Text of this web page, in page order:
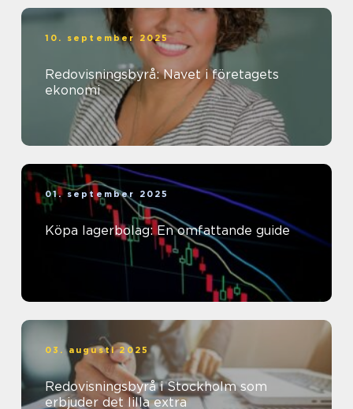
10. september 2025
Redovisningsbyrå: Navet i företagets
ekonomi
01. september 2025
Köpa lagerbolag: En omfattande guide
03. augusti 2025
Redovisningsbyrå i Stockholm som
erbjuder det lilla extra